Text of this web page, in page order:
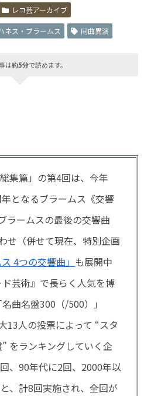
レコ芸アーカイブ
ネス・ブラームス 同曲異演
は約5分で読めます。
集篇」の第4回は、今年
となるブラームス《交響
ラームスの最後の交響曲
せ（併せて現在、特別企画
4つの交響曲」 も展開中
芸術』で長らく人気を博
曲名盤300（/500）」
13人の投票によって “スタ
をランキングしていく企
、90年代に2回、2000年以
、計8回実施され、全回が